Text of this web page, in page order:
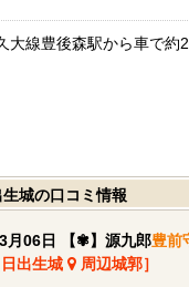
大線豊後森駅から車で約
生城の口コミ情報
月06日 【✾】源九郎豊前
出生城
周辺城郭］